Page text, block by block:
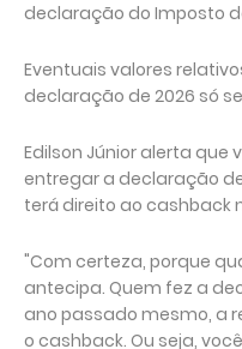
declaração do Imposto
Eventuais valores
declaração de 2026 só
Edilson Júnior alerta que
entregar a declaração
terá direito ao cashback
"Com certeza, porque
antecipa. Quem fez a
ano passado mesmo, a
o cashback. Ou seja,